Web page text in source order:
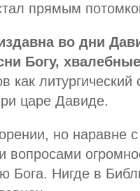
прямым
во дни
Богу,
как
царе Давиде.
но наравне
вопросами
Бога. Нигде в